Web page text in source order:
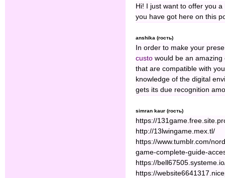
Hi! I just want to offer you
you have got here on this
anshika (гость)
In order to make your
custo would be an
that are compatible with
knowledge of the digital
gets its due recognition
simran kaur (гость)
https://
http://13lwingame.mex.tl/
https://www.tumblr.com/
game-complete-guide-
https://
https://